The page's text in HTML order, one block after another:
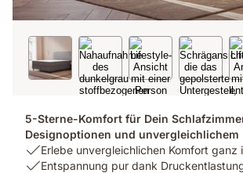
5-Sterne-Komfort für Dein
Designoptionen und unvergleichlichem
USP
1:
Erlebe unvergleichlichen Komfort ganz
USPEntspannung pur dank